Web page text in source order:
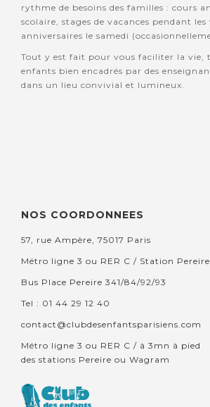
rythme de besoins des familles : cours
scolaire, stages de vacances pendant les
anniversaires le samedi
Tout y est fait pour vous faciliter la vie,
enfants bien encadrés par des
dans un lieu convivial et lumineux.
NOS COORDONNEES
57, rue Ampère, 75017 Paris
Métro ligne 3 ou RER C / Station Pereire
Bus Place Pereire 341/84/92/93
Tel : 01 44 29 12 40
contact@clubdesenfantsparisiens.com
Métro ligne 3 ou RER C / à 3mn à pied
des stations Pereire ou Wagram